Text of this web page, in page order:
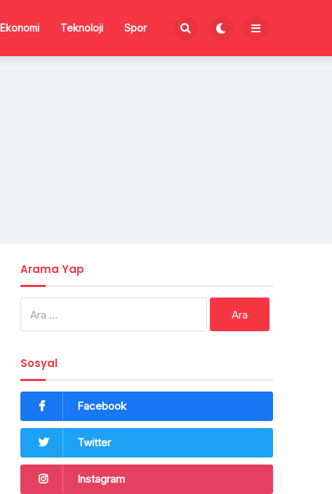
Ekonomi Teknoloji Spor
Arama Yap
Sosyal
Facebook
Twitter
Instagram